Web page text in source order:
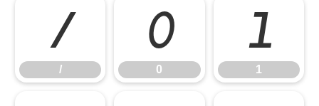
/
/
0
0
1
1